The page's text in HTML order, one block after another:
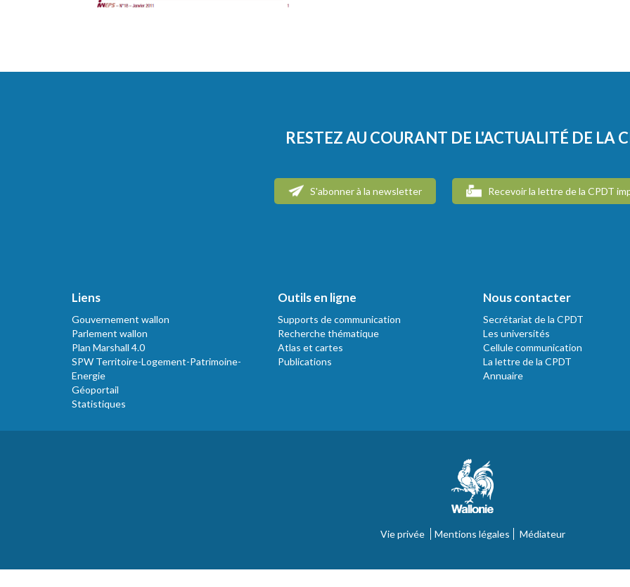
RESTEZ AU COURANT DE L'ACTUALITÉ DE LA
S'abonner à la newsletter Recevoir la lettre de la CPDT
Liens
Gouvernement wallon
Parlement wallon
Plan Marshall 4.0
SPW Territoire-Logement-Patrimoine-
Energie
Géoportail
Statistiques
Outils en ligne
Supports de communication
Recherche thématique
Atlas et cartes
Publications
Nous contacter
Secrétariat de la CPDT
Les universités
Cellule communication
La lettre de la CPDT
Annuaire
Vie privée Mentions légales Médiateur